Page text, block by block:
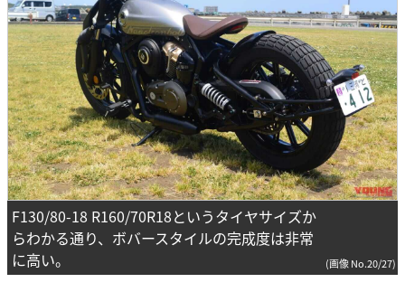
F130/80-18 R160/70R18というタイヤサイズか
らわかる通り、ボバースタイルの完成度は非常
に高い。
(画像 No.20/27)